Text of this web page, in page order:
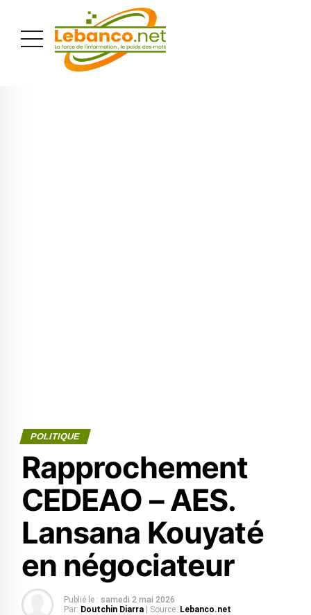
POLITIQUE
Rapprochement
CEDEAO – AES.
Lansana Kouyaté
en négociateur
Publié le : samedi 2 mai 2026
Par: Doutchin Diarra | Source: Lebanco.net